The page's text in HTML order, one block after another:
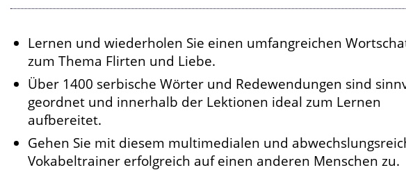
Lernen und wiederholen Sie einen umfangreichen
zum Thema Flirten und Liebe.
Über 1400 serbische Wörter und Redewendungen sind
geordnet und innerhalb der Lektionen ideal zum Lernen
aufbereitet.
Gehen Sie mit diesem multimedialen und
Vokabeltrainer erfolgreich auf einen anderen Menschen zu.